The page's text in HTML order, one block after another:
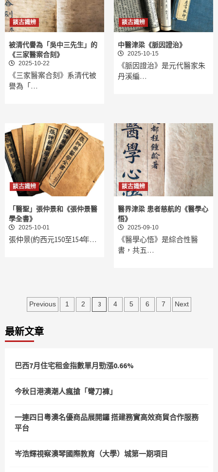
談古識辨
被清代譽為「吳中三先生」的
《三家醫案合刻》
2025-10-22
《三家醫案合刻》系清代被
譽為「…
談古識辨
中醫津梁《脈因證治》
2025-10-15
《脈因證治》是元代醫家朱
丹溪編…
談古識辨
「醫聖」張仲景和《張仲景醫
學全書》
2025-10-01
張仲景(約西元150至154年…
談古識辨
醫界津梁 患者慈航的《醫學心
悟》
2025-09-10
《醫學心悟》是綜合性醫
書，共五…
文
分
Previous 1 2 3 4 5 6 7 Next
最新文章
巴西7月住宅租金指數單月勁漲0.66%
今秋日港澳潮人瘋搶「彎刀褲」
一連四日粵澳名優商品展開鑼 搭建務實高效商貿合作服務
平台
岑浩輝視察澳琴國際教育（大學）城第一期項目